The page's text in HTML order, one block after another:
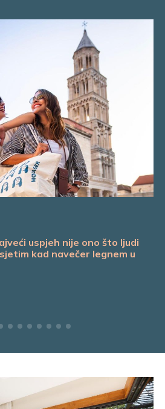
uspjeh nije ono što ljudi
kad navečer legnem u